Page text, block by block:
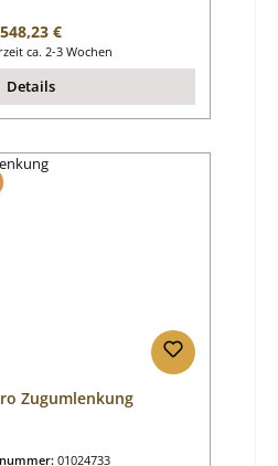
Regulärer Preis:
548,23 €
ca. 2-3 Wochen
Details
Zugumlenkung
01024733